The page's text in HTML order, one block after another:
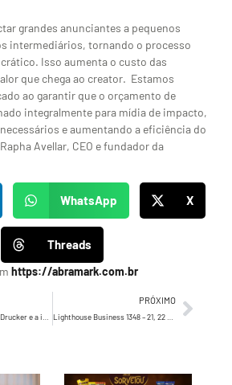
grandes anunciantes a pequenos
intermediários, tornando o processo
Isso aumenta o custo das
que chega ao creator. Estamos
ao garantir que o orçamento de
integralmente para mídia de impacto,
e aumentando a eficiência do
Avellar, CEO e fundador da
WhatsApp X
Threads
https://abramark.com.br
PRÓXIMO